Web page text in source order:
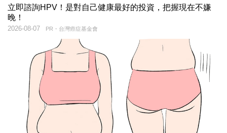
立即諮詢HPV！是對自己健康最好的投資，把握現在不嫌
晚！
PR・台灣癌症基金會
2026-08-07